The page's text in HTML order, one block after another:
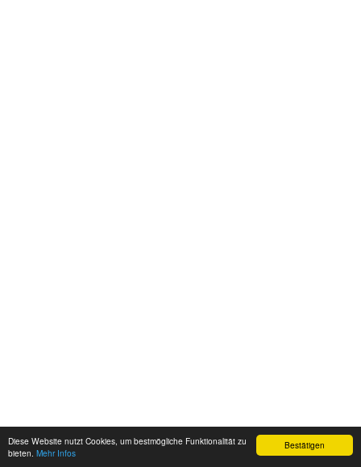
Bestätigen
Diese Website nutzt Cookies, um bestmögliche Funktionalität zu
bieten. Mehr Infos